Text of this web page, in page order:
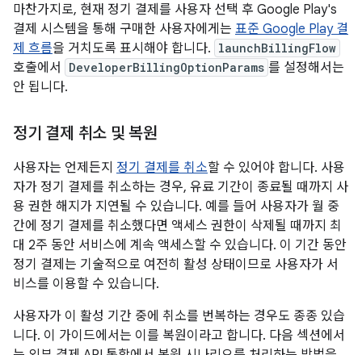
마찬가지로, 현재 정기 결제를 사용자 선택 후 Google Play's
결제 시스템을 통해 구매한 사용자에게는 표준 Google Play 결
제 흐름을 거치도록 표시해야 합니다. launchBillingFlow
호출에서 DeveloperBillingOptionParams 를 설정해서는
안 됩니다.
정기 결제 취소 및 복원
사용자는 언제든지 정기 결제를 취소할 수 있어야 합니다. 사용
자가 정기 결제를 취소하는 경우, 유료 기간이 종료될 때까지 사
용 권한 해지가 지연될 수 있습니다. 예를 들어 사용자가 월 중
간에 정기 결제를 취소했다면 액세스 권한이 삭제될 때까지 최
대 2주 동안 서비스에 계속 액세스할 수 있습니다. 이 기간 동안
정기 결제는 기술적으로 여전히 활성 상태이므로 사용자가 서
비스를 이용할 수 있습니다.
사용자가 이 활성 기간 중에 취소를 번복하는 경우도 종종 있습
니다. 이 가이드에서는 이를 복원이라고 합니다. 다음 섹션에서